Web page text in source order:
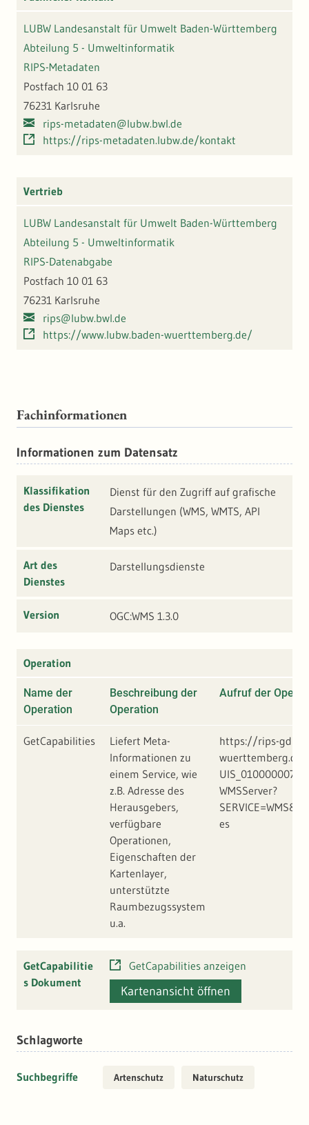
LUBW Landesanstalt für Umwelt Baden-Württemberg
Abteilung 5 - Umweltinformatik
RIPS-Metadaten
Postfach 10 01 63
76231 Karlsruhe
rips-metadaten@lubw.bwl.de
https://rips-metadaten.lubw.de/kontakt
Vertrieb
LUBW Landesanstalt für Umwelt Baden-Württemberg
Abteilung 5 - Umweltinformatik
RIPS-Datenabgabe
Postfach 10 01 63
76231 Karlsruhe
rips@lubw.bwl.de
https://www.lubw.baden-wuerttemberg.de/
Fachinformationen
Informationen zum Datensatz
Klassifikation
des Dienstes
Dienst für den Zugriff auf grafische
Darstellungen (WMS, WMTS, API
Maps etc.)
Art des
Dienstes
Darstellungsdienste
Version OGC:WMS 1.3.0
Operation
Name der
Operation
Beschreibung der
Operation
Aufruf der
GetCapabilities
Liefert Meta-
Informationen zu
einem Service, wie
z.B. Adresse des
Herausgebers,
verfügbare
Operationen,
Eigenschaften der
Kartenlayer,
unterstützte
Raumbezugssystem
u.a.
https://rips-
WMSServer?
es
GetCapabilitie
s Dokument
GetCapabilities anzeigen
Kartenansicht öffnen
Schlagworte
Suchbegriffe Artenschutz Naturschutz